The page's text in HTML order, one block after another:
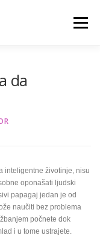
Menu
da
inteligentne životinje, nisu
oponašati ljudski
papagaj jedan je od
naučiti bez problema
počnete dok
i u tome ustrajete.